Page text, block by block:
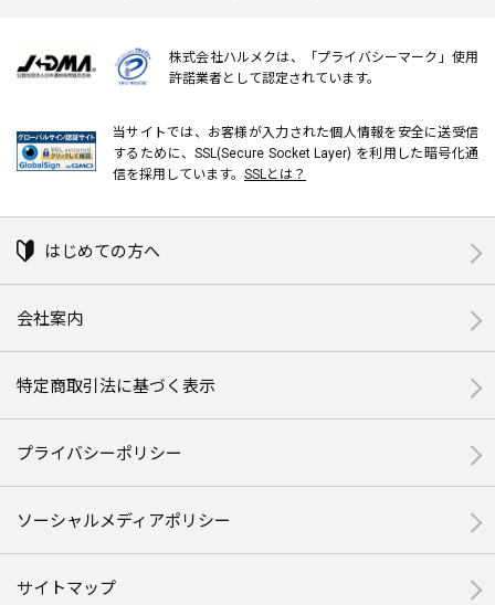
株式会社ハルメクは、「プライバシーマーク」使用
許諾業者として認定されています。
当サイトでは、お客様が入力された個人情報を安全に送受信
するために、SSL(Secure Socket Layer) を利用した暗号化通
信を採用しています。 SSLとは？
はじめての方へ
会社案内
特定商取引法に基づく表示
プライバシーポリシー
ソーシャルメディアポリシー
サイトマップ